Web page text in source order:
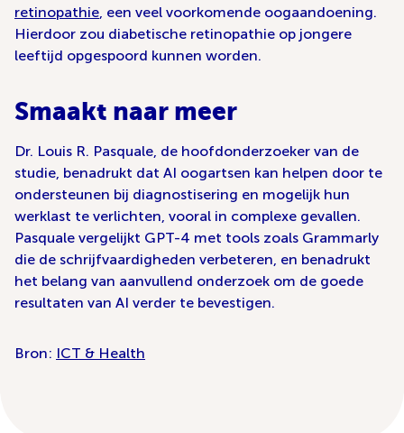
retinopathie , een veel voorkomende oogaandoening.
Hierdoor zou diabetische retinopathie op jongere
leeftijd opgespoord kunnen worden.
Smaakt naar meer
Dr. Louis R. Pasquale, de hoofdonderzoeker van de
studie, benadrukt dat AI oogartsen kan helpen door te
ondersteunen bij diagnostisering en mogelijk hun
werklast te verlichten, vooral in complexe gevallen.
Pasquale vergelijkt GPT-4 met tools zoals Grammarly
die de schrijfvaardigheden verbeteren, en benadrukt
het belang van aanvullend onderzoek om de goede
resultaten van AI verder te bevestigen.
Bron: ICT & Health